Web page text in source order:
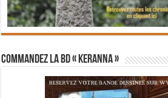
Commandez la BD « Keranna »